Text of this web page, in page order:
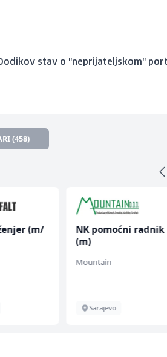
stav o "neprijateljskom"
(458)
(m/
NK pomoćni radnik
(m)
Mountain
Sarajevo